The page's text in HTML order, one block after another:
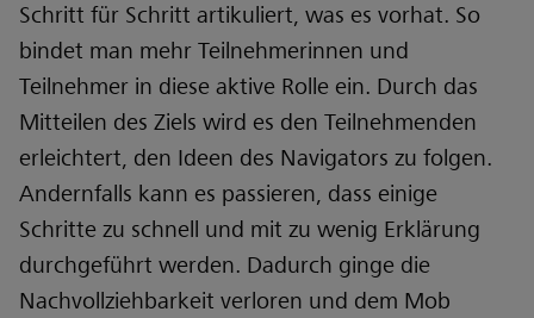
Schritt für Schritt artikuliert, was es vorhat. So
bindet man mehr Teilnehmerinnen und
Teilnehmer in diese aktive Rolle ein. Durch das
Mitteilen des Ziels wird es den Teilnehmenden
erleichtert, den Ideen des Navigators zu folgen.
Andernfalls kann es passieren, dass einige
Schritte zu schnell und mit zu wenig Erklärung
durchgeführt werden. Dadurch ginge die
Nachvollziehbarkeit verloren und dem Mob